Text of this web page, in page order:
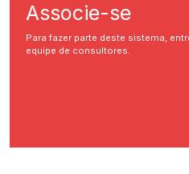
Associe-se
Para fazer parte deste sistema,
equipe de consultores.